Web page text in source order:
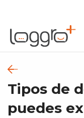
Tipos de
puedes